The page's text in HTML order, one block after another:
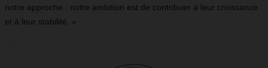
notre approche : notre ambition est de contribuer à leur croissance
et à leur stabilité. »